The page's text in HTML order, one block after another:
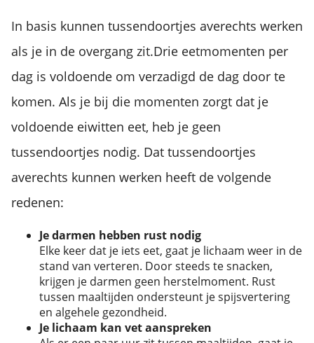
In basis kunnen tussendoortjes averechts werken
als je in de overgang zit.Drie eetmomenten per
dag is voldoende om verzadigd de dag door te
komen. Als je bij die momenten zorgt dat je
voldoende eiwitten eet, heb je geen
tussendoortjes nodig. Dat tussendoortjes
averechts kunnen werken heeft de volgende
redenen:
Je darmen hebben rust nodig
Elke keer dat je iets eet, gaat je lichaam weer in de
stand van verteren. Door steeds te snacken,
krijgen je darmen geen herstelmoment. Rust
tussen maaltijden ondersteunt je spijsvertering
en algehele gezondheid.
Je lichaam kan vet aanspreken